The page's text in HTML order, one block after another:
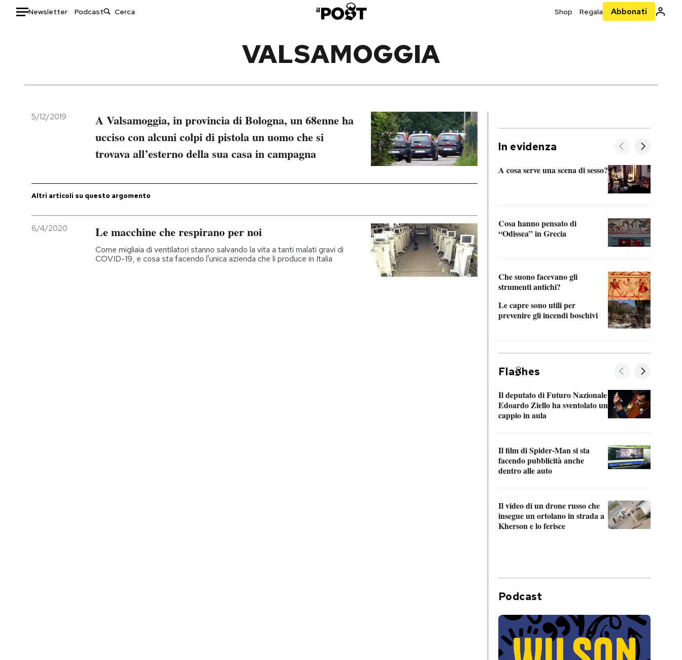
Newsletter Podcast Shop Regala Abbonati
Italia
Politica
Moda
Storie/Idee
Ok Boomer!
Media
VALSAMOGGIA
5/12/2019
A Valsamoggia, in provincia di Bologna, un 68enne ha
ucciso con alcuni colpi di pistola un uomo che si
trovava all’esterno della sua casa in campagna
Altri articoli su questo argomento
6/4/2020 Le macchine che respirano per noi
Come migliaia di ventilatori stanno salvando la vita a tanti malati gravi di
COVID-19, e cosa sta facendo l'unica azienda che li produce in Italia
In evidenza
A cosa serve una scena di sesso?
Cosa hanno pensato di
“Odissea” in Grecia
Che suono facevano gli
strumenti antichi?
Le capre sono utili per
prevenire gli incendi boschivi
Fla hes
Il deputato di Futuro Nazionale
Edoardo Ziello ha sventolato un
cappio in aula
Il film di Spider-Man si sta
facendo pubblicità anche
dentro alle auto
Il video di un drone russo che
insegue un ortolano in strada a
Kherson e lo ferisce
Podcast